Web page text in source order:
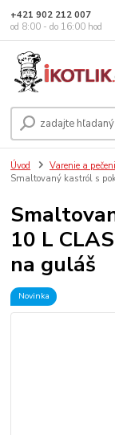
+421 902 212 007
od 8:00 - do 16:00 hod
Úvod Varenie a
Smaltovaný kastról s
10 L
na guláš
Novinka